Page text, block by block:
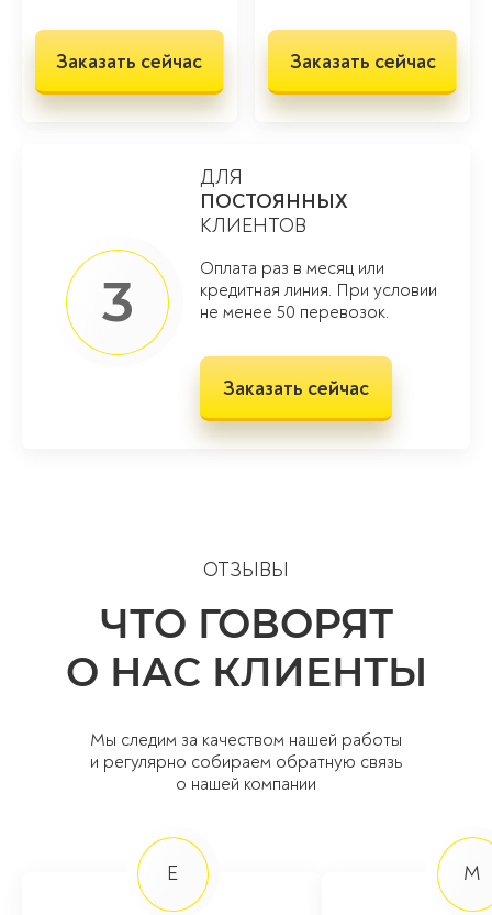
Заказать сейчас Заказать сейчас
3
ДЛЯ
ПОСТОЯННЫХ
КЛИЕНТОВ
Оплата раз в месяц или
кредитная линия. При условии
не менее 50 перевозок.
Заказать сейчас
ОТЗЫВЫ
ЧТО ГОВОРЯТ
О НАС КЛИЕНТЫ
Мы следим за качеством нашей работы
и регулярно собираем обратную связь
о нашей компании
Е М